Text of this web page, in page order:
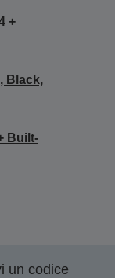
+
Black,
Built-
un codice